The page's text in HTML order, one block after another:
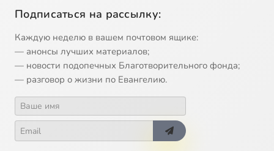
Подписаться на рассылку:
Каждую неделю в вашем почтовом ящике:
— анонсы лучших материалов;
— новости подопечных Благотворительного фонда;
— разговор о жизни по Евангелию.